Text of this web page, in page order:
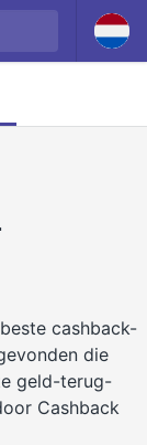
cashback-
die
geld-terug-
Cashback